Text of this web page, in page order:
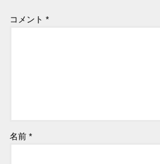
コメント*
名前*